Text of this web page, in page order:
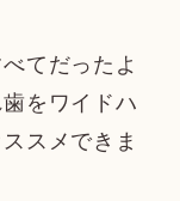
てだったよ
をワイドハ
スメできま